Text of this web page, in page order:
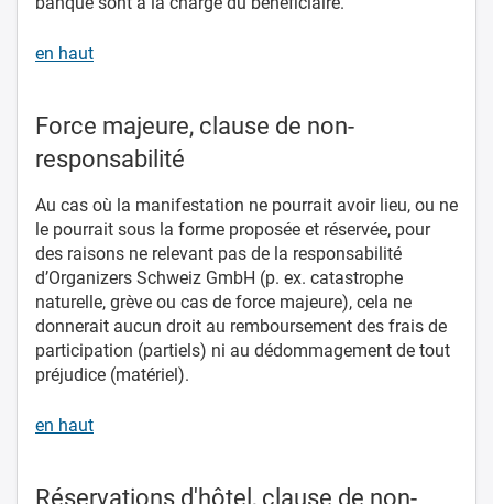
en haut
Force majeure, clause de non-
responsabilité
Au cas où la manifestation ne pourrait avoir lieu, ou ne
le pourrait sous la forme proposée et réservée, pour
des raisons ne relevant pas de la responsabilité
d’Organizers Schweiz GmbH (p. ex. catastrophe
naturelle, grève ou cas de force majeure), cela ne
donnerait aucun droit au remboursement des frais de
participation (partiels) ni au dédommagement de tout
préjudice (matériel).
en haut
Réservations d'hôtel, clause de non-